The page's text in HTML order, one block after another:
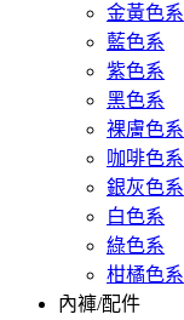
金黃色系
藍色系
紫色系
黑色系
裸膚色系
咖啡色系
銀灰色系
白色系
綠色系
柑橘色系
內褲/配件